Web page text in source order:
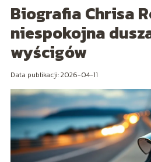
Biografia Chrisa
niespokojna
wyścigów
Data publikacji: 2026-04-11